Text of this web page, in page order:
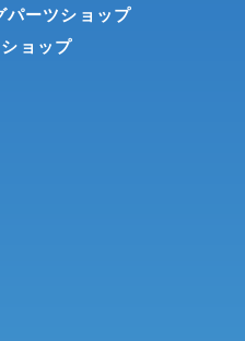
パーツショップ
ョップ